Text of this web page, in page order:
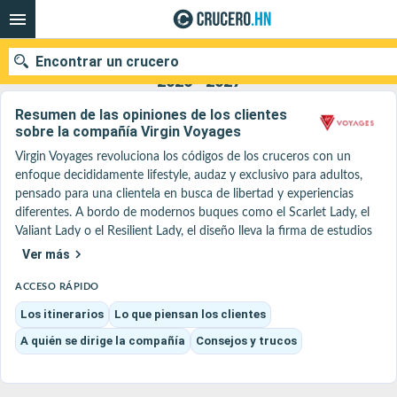
Virgin Voyages : Nuestras ofertas de cruceros
2026 - 2027
Resumen de las opiniones de los clientes
sobre la compañía Virgin Voyages
Virgin Voyages revoluciona los códigos de los cruceros con un
enfoque decididamente lifestyle, audaz y exclusivo para adultos,
pensado para una clientela en busca de libertad y experiencias
diferentes. A bordo de modernos buques como el Scarlet Lady, el
Valiant Lady o el Resilient Lady, el diseño lleva la firma de estudios
de renombre como Tom Dixon, con espacios creativos y originales
La experiencia a bordo se distingue por lugares icónicos como el
Rooftop, el Manor (un club inspirado en los locales londinenses) o
el Red Room, un espacio modular dedicado a espectáculos
inmersivos. El ambiente es a la vez festivo y sofisticado, impulsado
roja de la marca, en la que todo el barco se transforma en una
Ver más
ACCESO RÁPIDO
Los itinerarios
Lo que piensan los clientes
A quién se dirige la compañía
Consejos y trucos
Encontrar un crucero
Nuestros destinos
Fecha de salida
Puertos